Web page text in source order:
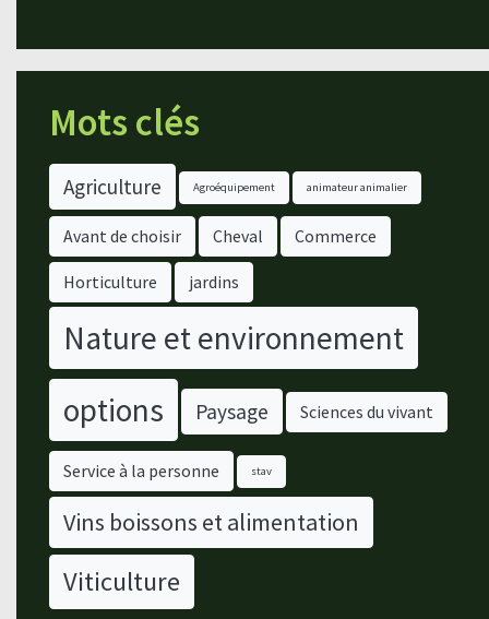
Mots clés
Agriculture Agroéquipement animateur animalier
Avant de choisir Cheval Commerce
Horticulture jardins
Nature et environnement
options
Paysage Sciences du vivant
Service à la personne stav
Vins boissons et alimentation
Viticulture